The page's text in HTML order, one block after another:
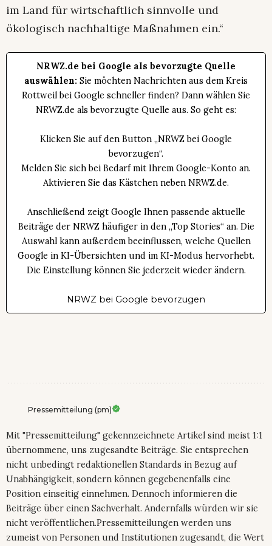
im Land für wirtschaftlich sinnvolle und
ökologisch nachhaltige Maßnahmen ein.“
NRWZ.de bei Google als bevorzugte Quelle
auswählen: Sie möchten Nachrichten aus dem Kreis
Rottweil bei Google schneller finden? Dann wählen Sie
NRWZ.de als bevorzugte Quelle aus. So geht es:
Klicken Sie auf den Button „NRWZ bei Google
bevorzugen“.
Melden Sie sich bei Bedarf mit Ihrem Google-Konto an.
Aktivieren Sie das Kästchen neben NRWZ.de.
Anschließend zeigt Google Ihnen passende aktuelle
Beiträge der NRWZ häufiger in den „Top Stories“ an. Die
Auswahl kann außerdem beeinflussen, welche Quellen
Google in KI-Übersichten und im KI-Modus hervorhebt.
Die Einstellung können Sie jederzeit wieder ändern.
NRWZ bei Google bevorzugen
Pressemitteilung (pm)
Mit "Pressemitteilung" gekennzeichnete Artikel sind meist 1:1
übernommene, uns zugesandte Beiträge. Sie entsprechen
nicht unbedingt redaktionellen Standards in Bezug auf
Unabhängigkeit, sondern können gegebenenfalls eine
Position einseitig einnehmen. Dennoch informieren die
Beiträge über einen Sachverhalt. Andernfalls würden wir sie
nicht veröffentlichen.Pressemitteilungen werden uns
zumeist von Personen und Institutionen zugesandt, die Wert